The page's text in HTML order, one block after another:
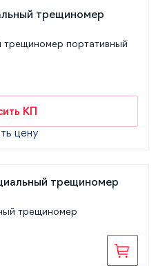
трещиномер портативный
КП
цену
трещиномер